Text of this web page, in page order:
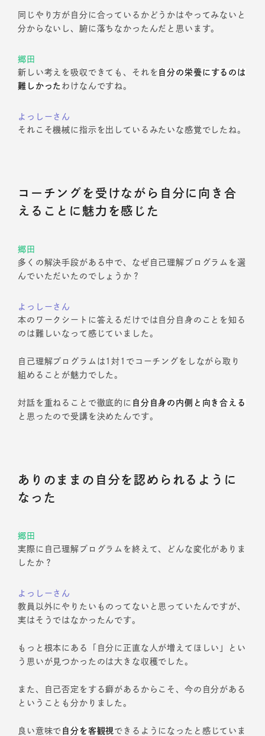
同じやり方が自分に合っているかどうかはやってみないと
分からないし、腑に落ちなかったんだと思います。
郷田
新しい考えを吸収できても、それを 自分の栄養にするのは
難しかった わけなんですね。
よっしーさん
それこそ機械に指示を出しているみたいな感覚でしたね。
コーチングを受けながら自分に向き合
えることに魅力を感じた
郷田
多くの解決手段がある中で、なぜ自己理解プログラムを選
んでいただいたのでしょうか？
よっしーさん
本のワークシートに答えるだけでは自分自身のことを知る
のは難しいなって感じていました。
自己理解プログラムは1対1でコーチングをしながら取り
組めることが魅力でした。
対話を重ねることで徹底的に 自分自身の内側と向き合える
と思ったので受講を決めたんです。
ありのままの自分を認められるように
なった
郷田
実際に自己理解プログラムを終えて、どんな変化がありま
したか？
よっしーさん
教員以外にやりたいものってないと思っていたんですが、
実はそうではなかったんです。
もっと根本にある「自分に正直な人が増えてほしい」とい
う思いが見つかったのは大きな収穫でした。
また、自己否定をする癖があるからこそ、今の自分がある
ということも分かりました。
良い意味で 自分を客観視 できるようになったと感じていま